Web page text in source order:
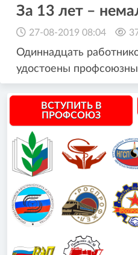
За 13 лет –
27-08-2019 08:04
Одиннадцать
удостоены
ВСТУПИТЬ В
ПРОФСОЮЗ